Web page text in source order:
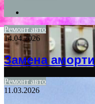
for
Ремонт авто
14.04.2026
Замена
Ремонт авто
11.03.2026